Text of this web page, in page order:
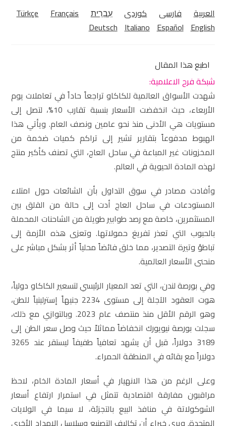
العربية فارسی كوردی‎ עִבְרִית Türkçe
Français
Deutsch Italiano Español English
اطبع هذا المقال
شبكة فرح الاعلامية:
شهدت الأسواق العالمية للكاكاو تراجعاً حاداً في تعاملات يوم
الأربعاء، حيث انخفضت الأسعار بنسبة تقارب 10%، لتصل إلى
مستويات هي الأدنى منذ نحو عامين ونصف العام. ويأتي هذا
الهبوط مدفوعاً بتقارير تشير إلى تراكم كميات ضخمة من
المخزونات غير المباعة في ساحل العاج، التي تصنف كأكبر منتج
لهذه المادة الحيوية في العالم.
وأفادت مصادر في سوق التداول بأن الشائعات حول امتلاء
المستودعات في ساحل العاج أدت إلى حالة من القلق بين
المستثمرين، خاصة مع رصد طوابير طويلة من الشاحنات المحملة
بالحبوب التي تعذر تفريغ حمولاتها. وتعزى هذه الأزمة إلى
تباطؤ وتيرة التصدير، مما خلق فائضاً محلياً أثر بشكل مباشر على
منحنى الأسعار العالمية.
وفي بورصة لندن، التي تعد المعيار الرئيسي لتسعير الكاكاو دولياً،
هوت العقود الآجلة إلى مستوى 2234 جنيهاً إسترلينياً للطن،
وهو الرقم الأقل منذ منتصف عام 2023. وبالتوازي مع ذلك،
سجلت بورصة نيويورك انخفاضاً مماثلاً حيث وصل سعر الطن إلى
3189 دولاراً، قبل أن يشهد تعافياً طفيفاً ليستقر عند 3265
دولاراً مع بقائه في المنطقة الحمراء.
وعلى الرغم من هذا الانهيار في أسعار المادة الخام، لاحظ
مراقبون مفارقة اقتصادية تتمثل في استمرار ارتفاع أسعار
الشوكولاتة في منافذ البيع بالتجزئة، لا سيما في الولايات